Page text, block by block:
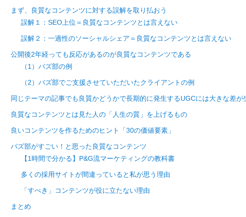
まず、良質なコンテンツに対する誤解を取り払おう
誤解１：SEO上位＝良質なコンテンツとは言えない
誤解２：一過性のソーシャルシェア＝良質なコンテンツとは言えない
公開後2年経っても反応があるのが良質なコンテンツである
（1）バズ部の例
（2）バズ部でご支援させていただいたクライアントの例
同じテーマの記事でも良質かどうかで長期的に発生するUGCには大きな差が
良質なコンテンツとは見た人の「人生の質」を上げるもの
良いコンテンツを作るためのヒント「30の価値要素」
バズ部がすごい！と思った良質なコンテンツ
【1時間で分かる】P&G流マーケティングの教科書
多くの採用サイトが間違っていると私が思う理由
「すべき」コンテンツが役に立たない理由
まとめ